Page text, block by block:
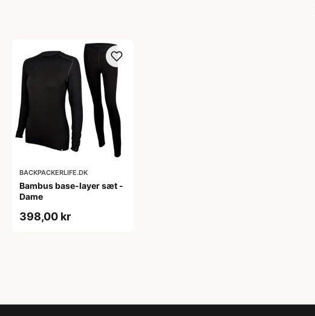
BACKPACKERLIFE.DK
Bambus base-layer sæt -
Dame
398,00 kr